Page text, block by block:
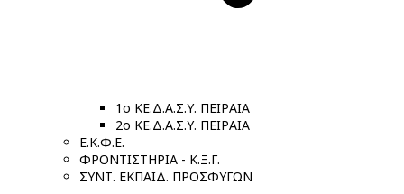
1ο ΚΕ.Δ.Α.Σ.Υ. ΠΕΙΡΑΙΑ
2ο ΚΕ.Δ.Α.Σ.Υ. ΠΕΙΡΑΙΑ
Ε.Κ.Φ.Ε.
ΦΡΟΝΤΙΣΤΗΡΙΑ - Κ.Ξ.Γ.
ΣΥΝΤ. ΕΚΠΑΙΔ. ΠΡΟΣΦΥΓΩΝ